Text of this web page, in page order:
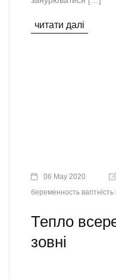
читати далі
06 May 2020
беременность вагітність
Тепло
зовні